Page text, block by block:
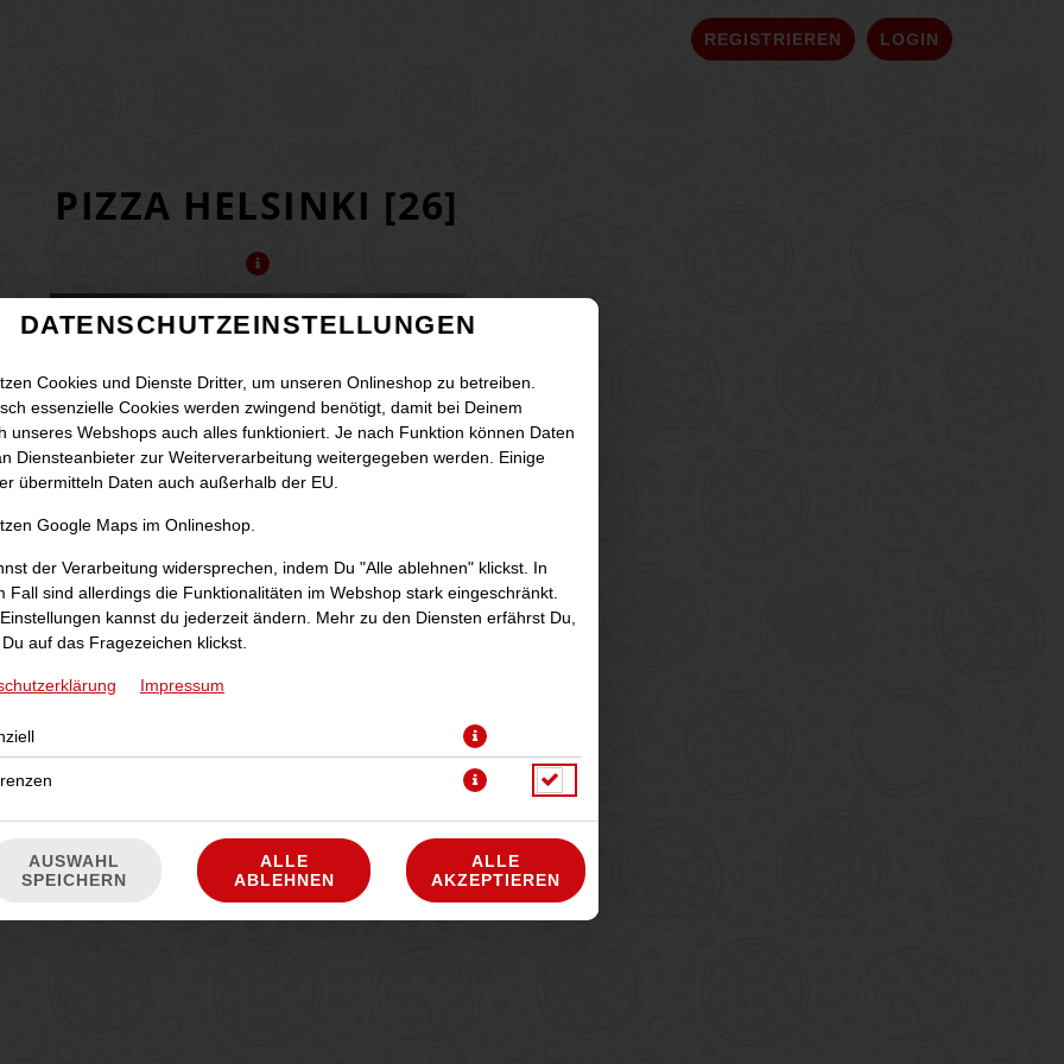
REGISTRIEREN LOGIN
PIZZA HELSINKI [26]
Hähnchenbrustfilet, Broccoli, Sauce Hollandaise und Käse
DATENSCHUTZEINSTELLUNGEN
Cookies und Dienste Dritter, um unseren Onlineshop zu betreiben.
essenzielle Cookies werden zwingend benötigt, damit bei Deinem
unseres Webshops auch alles funktioniert. Je nach Funktion können Daten
Diensteanbieter zur Weiterverarbeitung weitergegeben werden. Einige
übermitteln Daten auch außerhalb der EU.
Google Maps im Onlineshop.
der Verarbeitung widersprechen, indem Du "Alle ablehnen" klickst. In
Fall sind allerdings die Funktionalitäten im Webshop stark eingeschränkt.
kannst du jederzeit ändern. Mehr zu den Diensten erfährst Du,
auf das Fragezeichen klickst.
Impressum
AUSWAHL
SPEICHERN
ALLE
ABLEHNEN
ALLE
AKZEPTIEREN